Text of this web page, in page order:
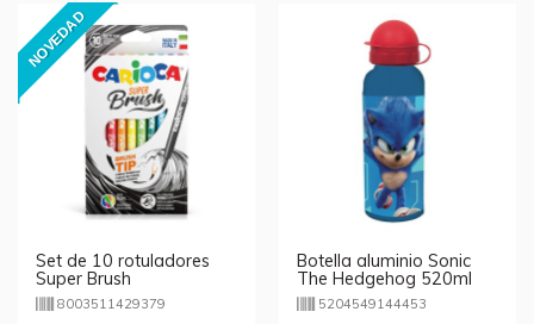
NOVEDAD
Set de 10 rotuladores
Super Brush
8003511429379
Botella aluminio Sonic
The Hedgehog 520ml
5204549144453